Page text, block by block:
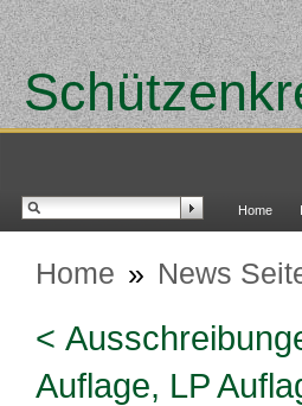
Home
Home » News
<
Auflage, LP